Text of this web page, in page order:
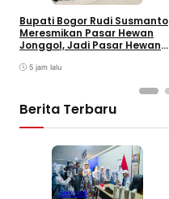
Bupati Bogor Rudi Susmanto
Meresmikan Pasar Hewan
Jonggol, Jadi Pasar Hewan
5 jam lalu
Berita Terbaru
Sekolah